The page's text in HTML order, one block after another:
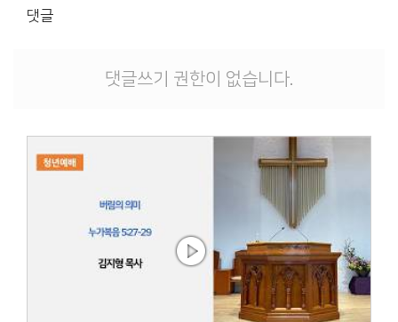
댓글
댓글쓰기 권한이 없습니다.